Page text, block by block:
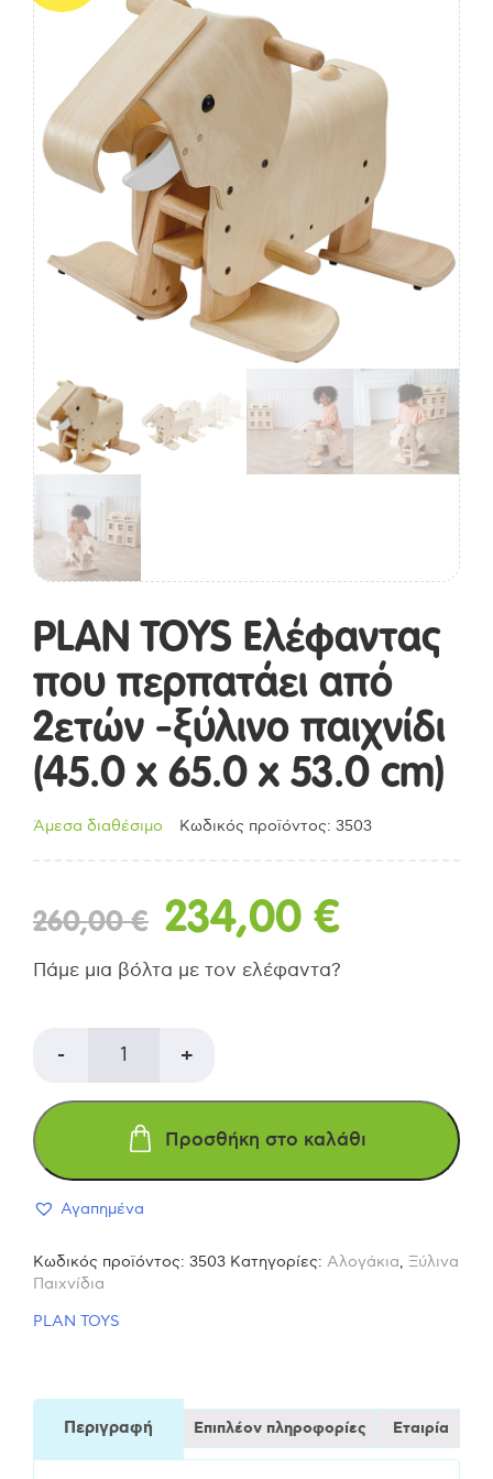
PLAN TOYS Ελέφαντας
που περπατάει από
2ετών -ξύλινο παιχνίδι
(45.0 x 65.0 x 53.0 cm)
Άμεσα διαθέσιμο Κωδικός προϊόντος: 3503
260,00€ Original
price
was:
260,00 €.
234,00 €Η
είναι:
234,00
Πάμε μια βόλτα με τον ελέφαντα?
- PLAN
TOYS
που
περπατάει
από
-ξύλινο
+
Προσθήκη στο καλάθι
Αγαπημένα
Κωδικός προϊόντος: 3503 Κατηγορίες: Αλογάκια, Ξύλινα
Παιχνίδια
PLAN TOYS
Περιγραφή Επιπλέον πληροφορίες Εταιρία